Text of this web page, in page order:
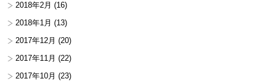
2018年2月 (16)
2018年1月 (13)
2017年12月 (20)
2017年11月 (22)
2017年10月 (23)